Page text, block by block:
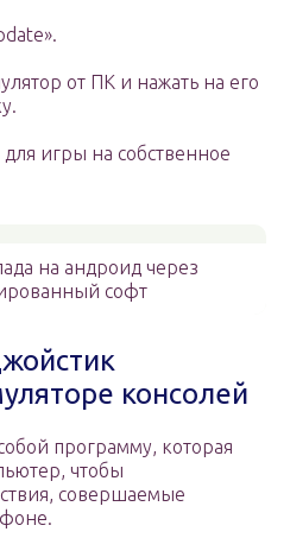
от ПК и нажать на его
игры на собственное
на андроид через
софт
консолей
программу, которая
чтобы
совершаемые